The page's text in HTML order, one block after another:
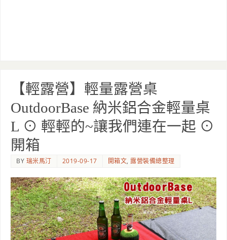
【輕露營】輕量露營桌
OutdoorBase 納米鋁合金輕量桌
L ⊙ 輕輕的~讓我們連在一起 ⊙
開箱
BY 瑞米馬汀 2019-09-17 開箱文, 露營裝備總整理